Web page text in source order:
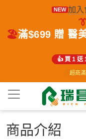
NEW 加入
🏖️滿$699 贈 醫
👍 買 1 送
超商滿
商品介紹